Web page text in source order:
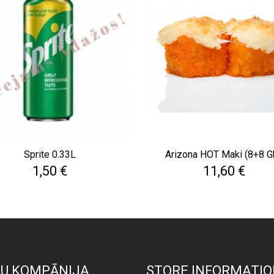
Sprite 0.33L
Cena
1,50 €
Arizona HOT Maki (8+8
Cena
11,60 €
KOMPĀNIJA STORE